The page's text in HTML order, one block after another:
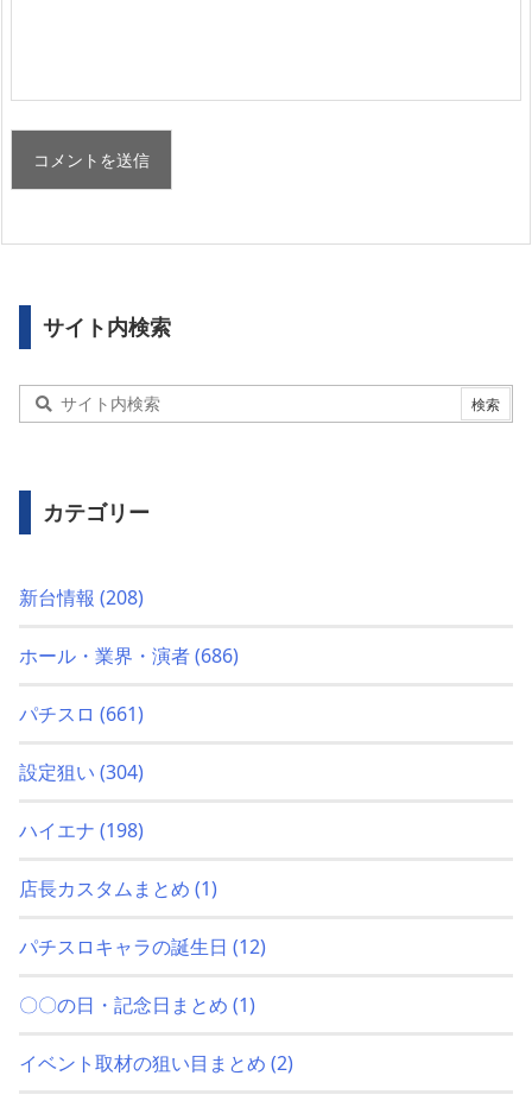
サイト内検索
カテゴリー
新台情報 (208)
ホール・業界・演者(686)
パチスロ (661)
設定狙い (304)
ハイエナ (198)
店長カスタムまとめ (1)
パチスロキャラの誕生日 (12)
〇〇の日・記念日まとめ (1)
イベント取材の狙い目まとめ (2)